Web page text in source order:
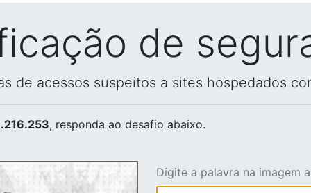
de
de acessos suspeitos a sites hospedados
, responda ao desafio abaixo.
Digite a palavra na imagem